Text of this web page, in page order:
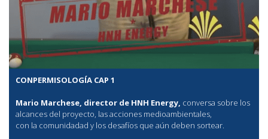
CONPERMISOLOGÍA CAP 1
Mario Marchese, director de HNH Energy, conversa sobre los
alcances del proyecto, las acciones medioambientales,
con la comunidadad y los desafíos que aún deben sortear.